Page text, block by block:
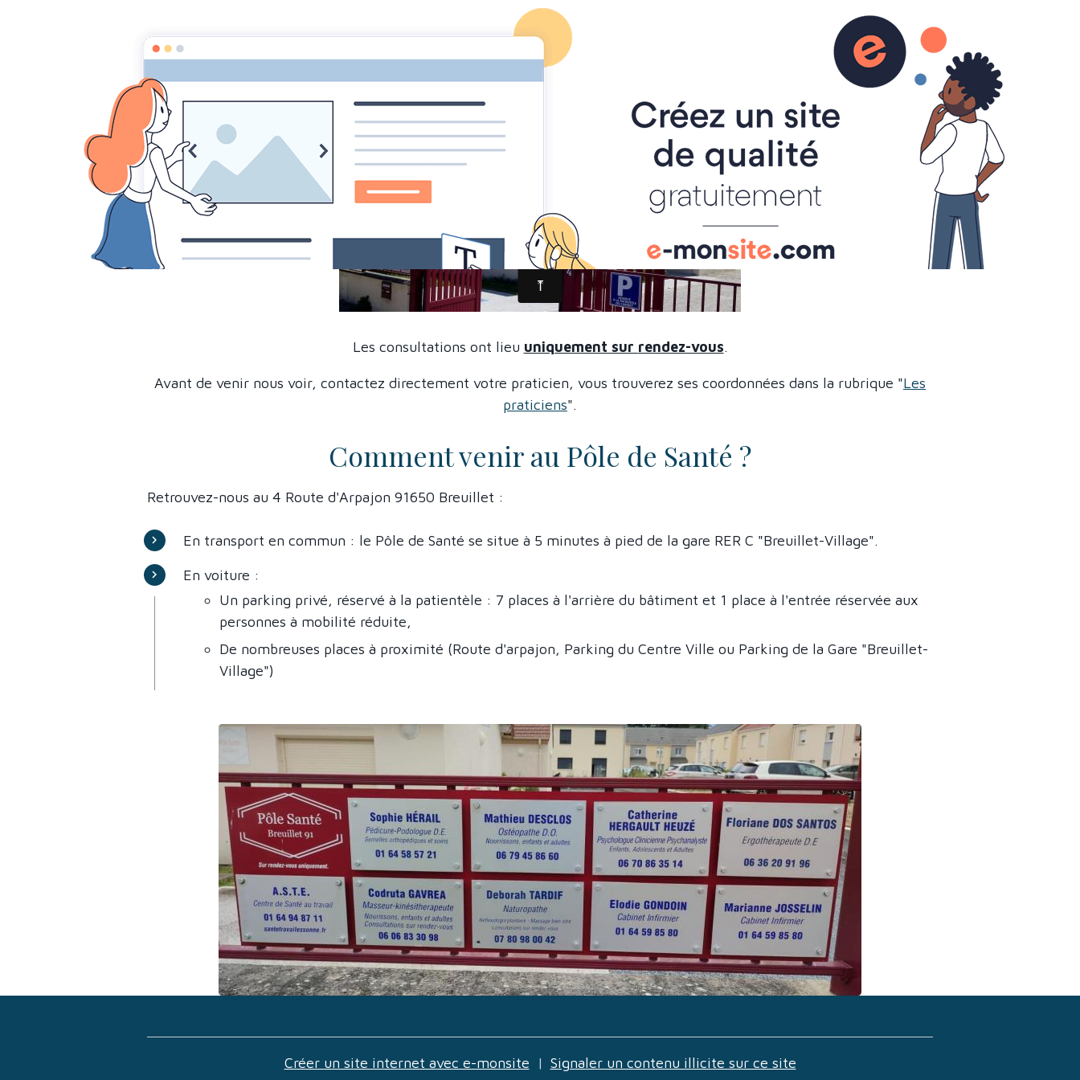
ACCUEIL
Bienvenue au Pôle de Santé
Les consultations ont lieu uniquement sur rendez-vous.
Avant de venir nous voir, contactez directement votre praticien, vous trouverez ses coordonnées dans la rubrique "Les
praticiens".
Comment venir au Pôle de Santé ?
Retrouvez-nous au 4 Route d'Arpajon 91650 Breuillet :
En transport en commun : le Pôle de Santé se situe à 5 minutes à pied de la gare RER C "Breuillet-Village".
En voiture :
Un parking privé, réservé à la patientèle : 7 places à l'arrière du bâtiment et 1 place à l'entrée réservée aux
personnes à mobilité réduite,
De nombreuses places à proximité (Route d'arpajon, Parking du Centre Ville ou Parking de la Gare "Breuillet-
Village")
Créer un site internet avec e-monsite Signaler un contenu illicite sur ce site